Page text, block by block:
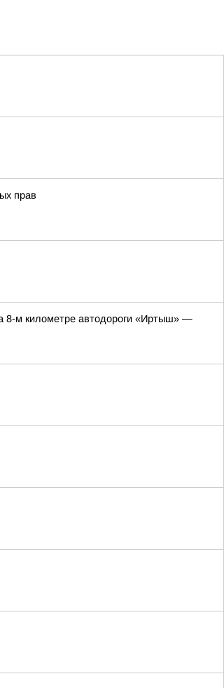
прав
8-м километре автодороги «Иртыш» —